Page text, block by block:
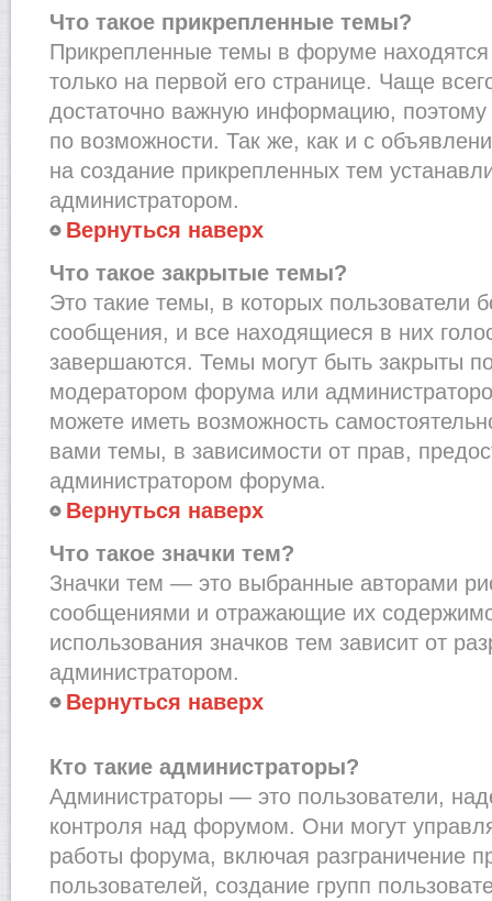
Что такое прикрепленные темы?
Прикрепленные темы в форуме
только на первой его странице. Чаще
достаточно важную информацию,
по возможности. Так же, как и с
на создание прикрепленных тем
администратором.
Вернуться наверх
Что такое закрытые темы?
Это такие темы, в которых пользователи
сообщения, и все находящиеся в них
завершаются. Темы могут быть закрыты
модератором форума или
можете иметь возможность
вами темы, в зависимости от прав,
администратором форума.
Вернуться наверх
Что такое значки тем?
Значки тем — это выбранные авторами
сообщениями и отражающие их
использования значков тем зависит от
администратором.
Вернуться наверх
Кто такие администраторы?
Администраторы — это пользователи,
контроля над форумом. Они могут
работы форума, включая разграничение
пользователей, создание групп